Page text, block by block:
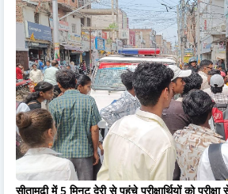
सीतामढ़ी में 5 मिनट देरी से पहुंचे परीक्षार्थियों को